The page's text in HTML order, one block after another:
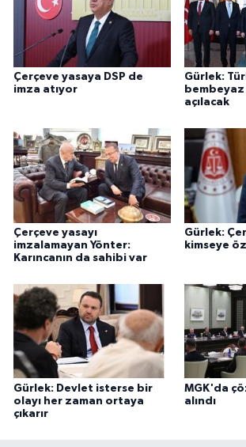
Çerçeve yasaya DSP de
imza atıyor
Gürlek:
açılacak
Çerçeve yasayı
imzalamayan Yönter:
Karıncanın da sahibi var
Gürlek:
kimseye
Gürlek: Devlet isterse bir
olayı her zaman ortaya
çıkarır
MGK'da
alındı